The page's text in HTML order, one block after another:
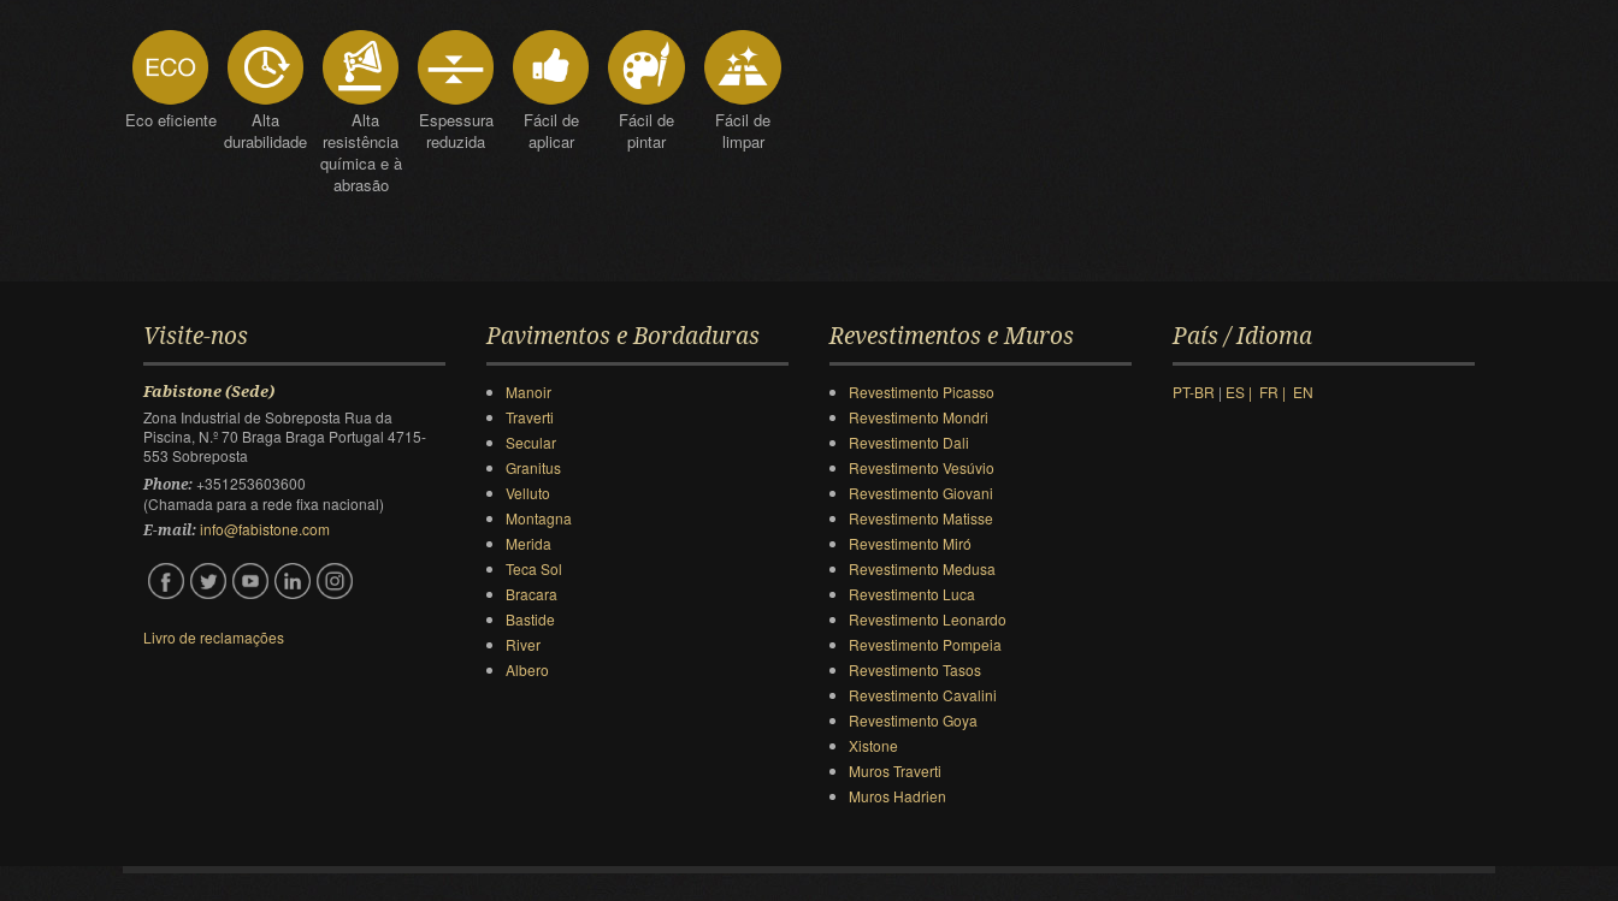
Eco eficiente
Alta
durabilidade
Alta
resistência
química e à
abrasão
Espessura
reduzida
Fácil de
aplicar
Fácil de
pintar
Fácil de
limpar
Visite-nos
Fabistone (Sede)
Zona Industrial de Sobreposta Rua da
Piscina, N.º 70 Braga Braga Portugal 4715-
553 Sobreposta
Phone: +351253603600
(Chamada para a rede fixa nacional)
E-mail: info@fabistone.com
Livro de reclamações
Pavimentos e Bordaduras
Manoir
Traverti
Secular
Granitus
Velluto
Montagna
Merida
Teca Sol
Bracara
Bastide
River
Albero
Revestimentos e Muros
Revestimento Picasso
Revestimento Mondri
Revestimento Dali
Revestimento Vesúvio
Revestimento Giovani
Revestimento Matisse
Revestimento Miró
Revestimento Medusa
Revestimento Luca
Revestimento Leonardo
Revestimento Pompeia
Revestimento Tasos
Revestimento Cavalini
Revestimento Goya
Xistone
Muros Traverti
Muros Hadrien
País / Idioma
PT-BR | ES | FR | EN